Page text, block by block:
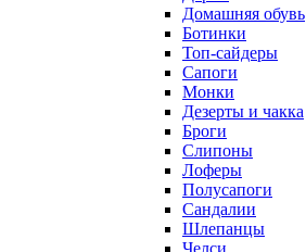
Домашняя обувь
Ботинки
Топ-сайдеры
Сапоги
Монки
Дезерты и чакка
Броги
Слипоны
Лоферы
Полусапоги
Сандалии
Шлепанцы
Челси